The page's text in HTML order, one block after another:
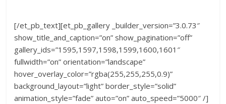
[/et_pb_text][et_pb_gallery _builder_version=”3.0.73″
show_title_and_caption=”on” show_pagination=”off”
gallery_ids=”1595,1597,1598,1599,1600,1601″
fullwidth=”on” orientation=”landscape”
hover_overlay_color=”rgba(255,255,255,0.9)”
background_layout=”light” border_style=”solid”
animation_style=”fade” auto=”on” auto_speed=”5000″ /]